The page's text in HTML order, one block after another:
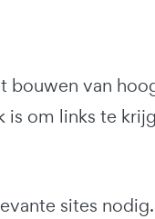
bouwen van
om links te
sites nodig.